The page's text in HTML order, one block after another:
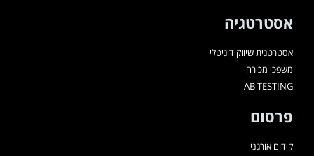
אסטרטגיה
אסטרטגית שיווק דיגיטלי
משפכי מכירה
AB TESTING
פרסום
קידום אורגני